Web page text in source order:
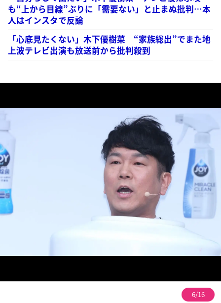
も“上から目線”ぶりに「需要ない」と止まぬ批判…本
人はインスタで反論
「心底見たくない」木下優樹菜 “家族総出”でまた地
上波テレビ出演も放送前から批判殺到
6/16